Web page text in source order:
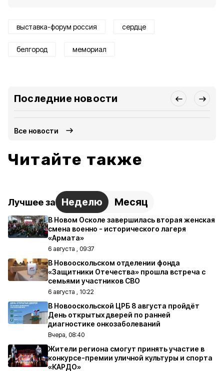
выставка-форум россия сердце
белгород мемориал
Последние новости
Все новости
Читайте также
Лучшее за Неделю Месяц
В Новом Осколе завершилась вторая женская
смена военно - исторического лагеря
«Армата»
6 августа , 09:37
В Новооскольском отделении фонда
«Защитники Отечества» прошла встреча с
семьями участников СВО
6 августа , 10:22
В Новооскольской ЦРБ 8 августа пройдёт
День открытых дверей по ранней
диагностике онкозаболеваний
Вчера, 08:40
Жители региона смогут принять участие в
конкурсе-премии уличной культуры и спорта
«КАРДО»